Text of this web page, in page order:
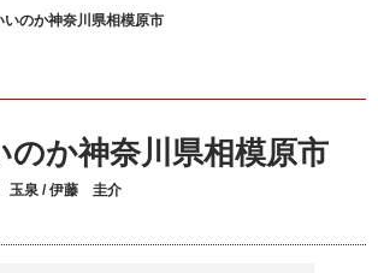
いのか神奈川県相模原市
のか神奈川県相模原市
玉泉 / 伊藤 圭介